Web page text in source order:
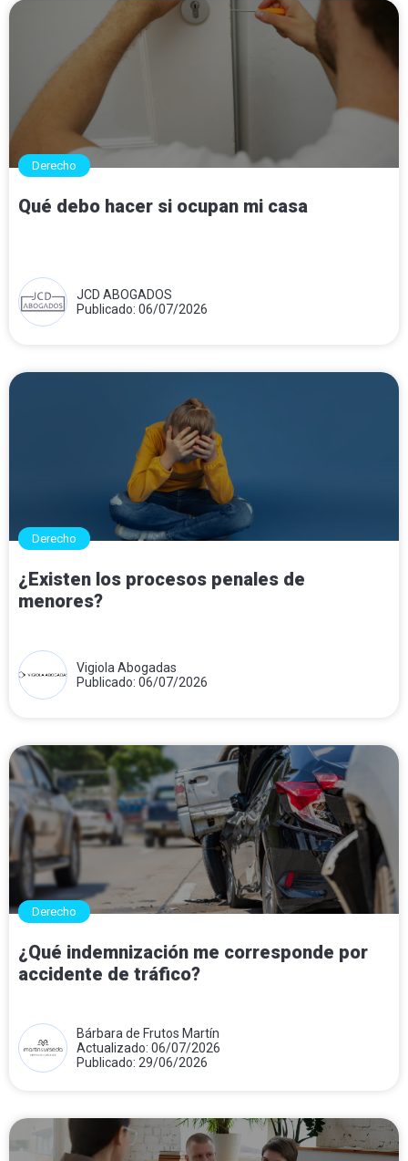
Derecho
Qué debo hacer si ocupan mi casa
JCD ABOGADOS
Publicado: 06/07/2026
Derecho
¿Existen los procesos penales de
menores?
Vigiola Abogadas
Publicado: 06/07/2026
Derecho
¿Qué indemnización me corresponde por
accidente de tráfico?
Bárbara de Frutos Martín
Actualizado: 06/07/2026
Publicado: 29/06/2026